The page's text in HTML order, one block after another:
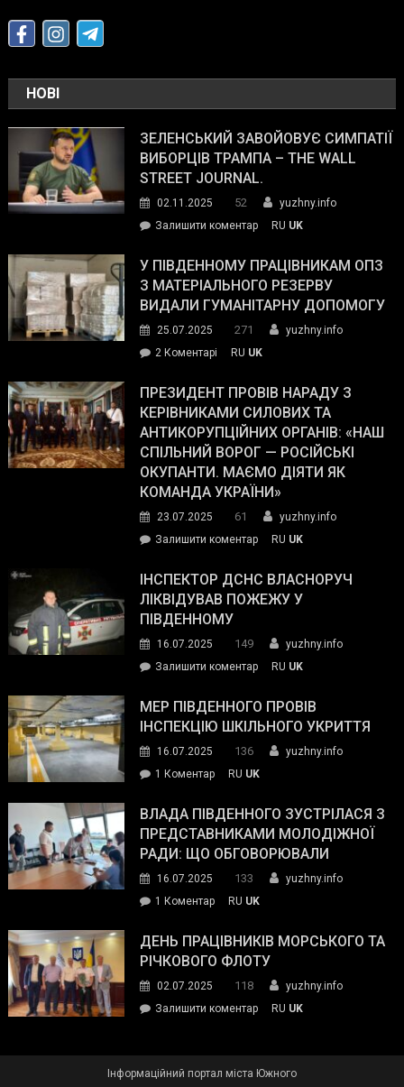
НОВІ
ЗЕЛЕНСЬКИЙ ЗАВОЙОВУЄ СИМПАТІЇ
ВИБОРЦІВ ТРАМПА – THE WALL
STREET JOURNAL.
02.11.2025 52
yuzhny.info
Залишити коментарon
завойовує
симпатії
виборців
The
Street
Journal.
RU UK
У ПІВДЕННОМУ ПРАЦІВНИКАМ ОПЗ
З МАТЕРІАЛЬНОГО РЕЗЕРВУ
ВИДАЛИ ГУМАНІТАРНУ ДОПОМОГУ
25.07.2025 271
yuzhny.info
2 Коментарі
Південному
працівникам
ОПЗ
з
матеріального
резерву
гуманітарну
допомогу
RU UK
ПРЕЗИДЕНТ ПРОВІВ НАРАДУ З
КЕРІВНИКАМИ СИЛОВИХ ТА
АНТИКОРУПЦІЙНИХ ОРГАНІВ: «НАШ
СПІЛЬНИЙ ВОРОГ — РОСІЙСЬКІ
ОКУПАНТИ. МАЄМО ДІЯТИ ЯК
КОМАНДА УКРАЇНИ»
23.07.2025 61
yuzhny.info
Залишити коментарon
провів
нараду
силових
та
органів:
«Наш
спільний
окупанти.
Маємо
діяти
команда
RU UK
ІНСПЕКТОР ДСНС ВЛАСНОРУЧ
ЛІКВІДУВАВ ПОЖЕЖУ У
ПІВДЕННОМУ
16.07.2025 149
yuzhny.info
Залишити коментарon
ДСНС
власноруч
пожежу
у
RU UK
МЕР ПІВДЕННОГО ПРОВІВ
ІНСПЕКЦІЮ ШКІЛЬНОГО УКРИТТЯ
16.07.2025 136
yuzhny.info
1 Коментардо
Південного
провів
інспекцію
укриття
RU UK
ВЛАДА ПІВДЕННОГО ЗУСТРІЛАСЯ З
ПРЕДСТАВНИКАМИ МОЛОДІЖНОЇ
РАДИ: ЩО ОБГОВОРЮВАЛИ
16.07.2025 133
yuzhny.info
1 Коментардо
Південного
зустрілася
представниками
молодіжної
обговорювали
RU UK
ДЕНЬ ПРАЦІВНИКІВ МОРСЬКОГО ТА
РІЧКОВОГО ФЛОТУ
02.07.2025 118
yuzhny.info
Залишити коментарon
RU UK
Інформаційний портал міста Южного